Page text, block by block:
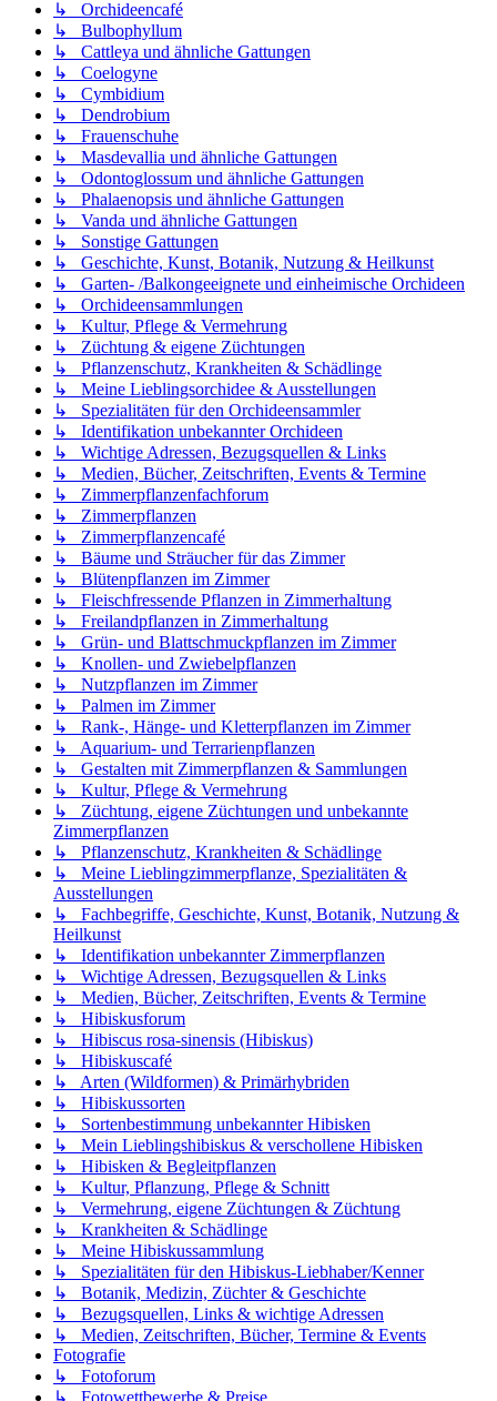
↳ Orchideencafé
↳ Bulbophyllum
↳ Cattleya und ähnliche Gattungen
↳ Coelogyne
↳ Cymbidium
↳ Dendrobium
↳ Frauenschuhe
↳ Masdevallia und ähnliche Gattungen
↳ Odontoglossum und ähnliche Gattungen
↳ Phalaenopsis und ähnliche Gattungen
↳ Vanda und ähnliche Gattungen
↳ Sonstige Gattungen
↳ Geschichte, Kunst, Botanik, Nutzung & Heilkunst
↳ Garten- /Balkongeeignete und einheimische Orchideen
↳ Orchideensammlungen
↳ Kultur, Pflege & Vermehrung
↳ Züchtung & eigene Züchtungen
↳ Pflanzenschutz, Krankheiten & Schädlinge
↳ Meine Lieblingsorchidee & Ausstellungen
↳ Spezialitäten für den Orchideensammler
↳ Identifikation unbekannter Orchideen
↳ Wichtige Adressen, Bezugsquellen & Links
↳ Medien, Bücher, Zeitschriften, Events & Termine
↳ Zimmerpflanzenfachforum
↳ Zimmerpflanzen
↳ Zimmerpflanzencafé
↳ Bäume und Sträucher für das Zimmer
↳ Blütenpflanzen im Zimmer
↳ Fleischfressende Pflanzen in Zimmerhaltung
↳ Freilandpflanzen in Zimmerhaltung
↳ Grün- und Blattschmuckpflanzen im Zimmer
↳ Knollen- und Zwiebelpflanzen
↳ Nutzpflanzen im Zimmer
↳ Palmen im Zimmer
↳ Rank-, Hänge- und Kletterpflanzen im Zimmer
↳ Aquarium- und Terrarienpflanzen
↳ Gestalten mit Zimmerpflanzen & Sammlungen
↳ Kultur, Pflege & Vermehrung
↳ Züchtung, eigene Züchtungen und unbekannte
Zimmerpflanzen
↳ Pflanzenschutz, Krankheiten & Schädlinge
↳ Meine Lieblingzimmerpflanze, Spezialitäten &
Ausstellungen
↳ Fachbegriffe, Geschichte, Kunst, Botanik, Nutzung &
Heilkunst
↳ Identifikation unbekannter Zimmerpflanzen
↳ Wichtige Adressen, Bezugsquellen & Links
↳ Medien, Bücher, Zeitschriften, Events & Termine
↳ Hibiskusforum
↳ Hibiscus rosa-sinensis (Hibiskus)
↳ Hibiskuscafé
↳ Arten (Wildformen) & Primärhybriden
↳ Hibiskussorten
↳ Sortenbestimmung unbekannter Hibisken
↳ Mein Lieblingshibiskus & verschollene Hibisken
↳ Hibisken & Begleitpflanzen
↳ Kultur, Pflanzung, Pflege & Schnitt
↳ Vermehrung, eigene Züchtungen & Züchtung
↳ Krankheiten & Schädlinge
↳ Meine Hibiskussammlung
↳ Spezialitäten für den Hibiskus-Liebhaber/Kenner
↳ Botanik, Medizin, Züchter & Geschichte
↳ Bezugsquellen, Links & wichtige Adressen
↳ Medien, Zeitschriften, Bücher, Termine & Events
Fotografie
↳ Fotoforum
↳ Fotowettbewerbe & Preise